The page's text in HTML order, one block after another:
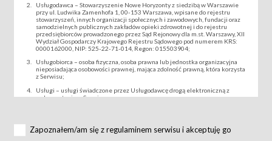
Usługodawca – Stowarzyszenie Nowe Horyzonty z siedzibą w Warszawie
przy ul. Ludwika Zamenhofa 1, 00-153 Warszawa, wpisane do rejestru
stowarzyszeń, innych organizacji społecznych i zawodowych, fundacji oraz
samodzielnych publicznych zakładów opieki zdrowotnej i do rejestru
przedsiębiorców prowadzonego przez Sąd Rejonowy dla m.st. Warszawy, XII
Wydział Gospodarczy Krajowego Rejestru Sądowego pod numerem KRS:
0000162000, NIP: 525-22-71-014, Regon: 015503904;
Usługobiorca – osoba fizyczna, osoba prawna lub jednostka organizacyjna
nieposiadająca osobowości prawnej, mająca zdolność prawną, która korzysta
z Serwisu;
Usługi – usługi świadczone przez Usługodawcę drogą elektroniczną z
wykorzystaniem Serwisu;
za pośrednictwem Serwisu;
Zapoznałem/am się z regulaminem serwisu i akceptuję go